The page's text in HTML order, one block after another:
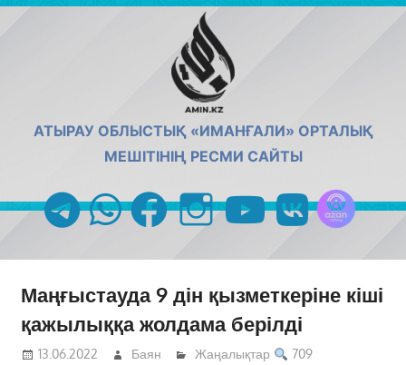
АТЫРАУ ОБЛЫСТЫҚ «ИМАНҒАЛИ» ОРТАЛЫҚ
МЕШІТІНІҢ РЕСМИ САЙТЫ
telegramwhatsappfacebookinstagramyoutubevk
Маңғыстауда 9 дін қызметкеріне кіші
қажылыққа жолдама берілді
13.06.2022 Баян Жаңалықтар 709